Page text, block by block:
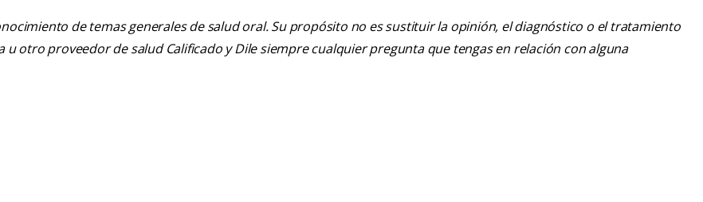
de temas generales de salud oral. Su propósito no es sustituir la opinión, el diagnóstico o el tratamiento
otro proveedor de salud Calificado y Dile siempre cualquier pregunta que tengas en relación con alguna